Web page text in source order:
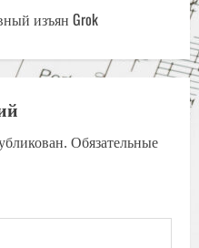
изъян Grok
Обязательные